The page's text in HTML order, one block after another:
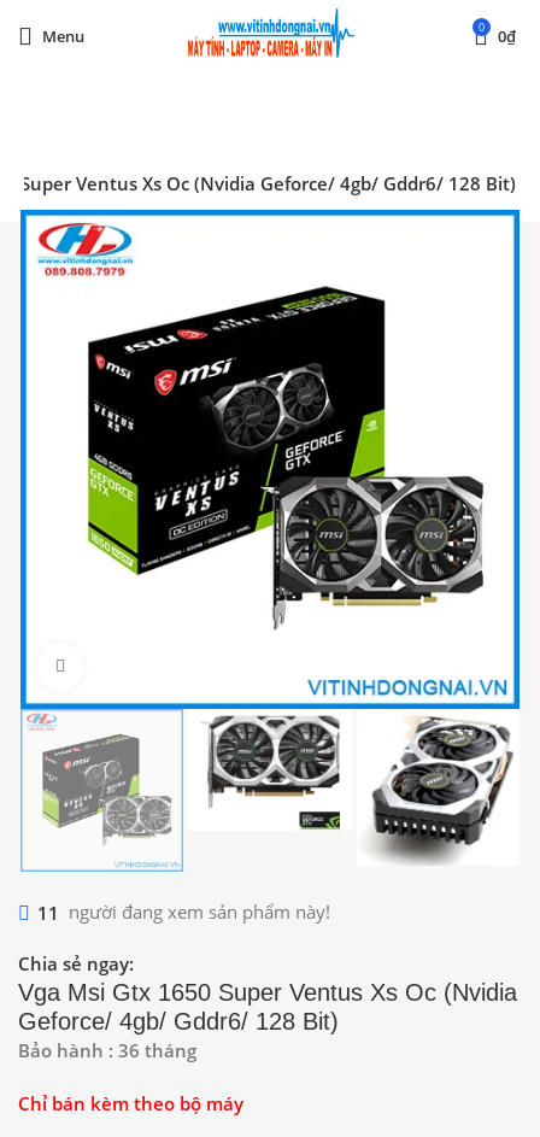
Menu 0 0₫
Super Ventus Xs Oc (Nvidia Geforce/ 4gb/ Gddr6/ 128 Bit)
SOLD OUT
11 người đang xem sản phẩm này!
Chia sẻ ngay:
Vga Msi Gtx 1650 Super Ventus Xs Oc (Nvidia
Geforce/ 4gb/ Gddr6/ 128 Bit)
Bảo hành : 36 tháng
Chỉ bán kèm theo bộ máy